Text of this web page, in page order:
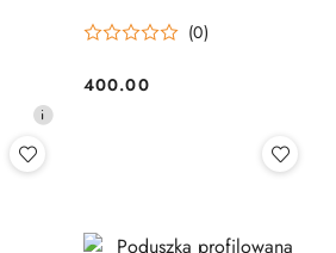
(0)
Cena:
400.00